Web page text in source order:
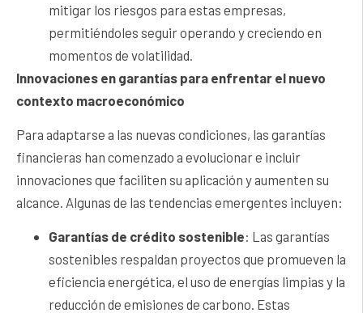
mitigar los riesgos para estas empresas,
permitiéndoles seguir operando y creciendo en
momentos de volatilidad.
Innovaciones en garantías para enfrentar el nuevo
contexto macroeconómico
Para adaptarse a las nuevas condiciones, las garantías
financieras han comenzado a evolucionar e incluir
innovaciones que faciliten su aplicación y aumenten su
alcance. Algunas de las tendencias emergentes incluyen:
Garantías de crédito sostenible: Las garantías
sostenibles respaldan proyectos que promueven la
eficiencia energética, el uso de energías limpias y la
reducción de emisiones de carbono. Estas